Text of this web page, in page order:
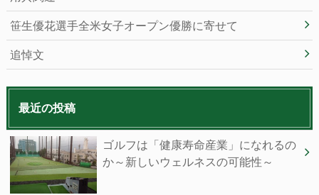
笹生優花選手全米女子オープン優勝に寄せて
追悼文
最近の投稿
ゴルフは「健康寿命産業」になれるの
か～新しいウェルネスの可能性～